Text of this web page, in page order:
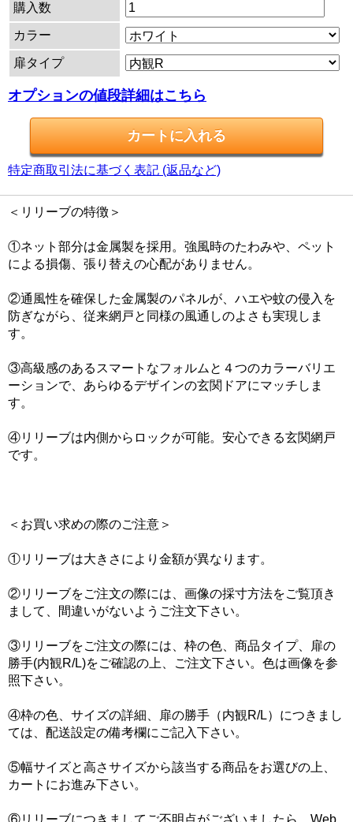
購入数
カラー
扉タイプ
オプションの値段詳細はこちら
特定商取引法に基づく表記 (返品など)
＜リリーブの特徴＞
①ネット部分は金属製を採用。強風時のたわみや、ペット
による損傷、張り替えの心配がありません。
②通風性を確保した金属製のパネルが、ハエや蚊の侵入を
防ぎながら、従来網戸と同様の風通しのよさも実現しま
す。
③高級感のあるスマートなフォルムと４つのカラーバリエ
ーションで、あらゆるデザインの玄関ドアにマッチしま
す。
④リリーブは内側からロックが可能。安心できる玄関網戸
です。
＜お買い求めの際のご注意＞
①リリーブは大きさにより金額が異なります。
②リリーブをご注文の際には、画像の採寸方法をご覧頂き
まして、間違いがないようご注文下さい。
③リリーブをご注文の際には、枠の色、商品タイプ、扉の
勝手(内観R/L)をご確認の上、ご注文下さい。色は画像を参
照下さい。
④枠の色、サイズの詳細、扉の勝手（内観R/L）につきまし
ては、配送設定の備考欄にご記入下さい。
⑤幅サイズと高さサイズから該当する商品をお選びの上、
カートにお進み下さい。
⑥リリーブにつきましてご不明点がございましたら、Web